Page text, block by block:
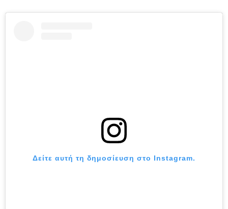
Δείτε αυτή τη δημοσίευση στο Instagram.